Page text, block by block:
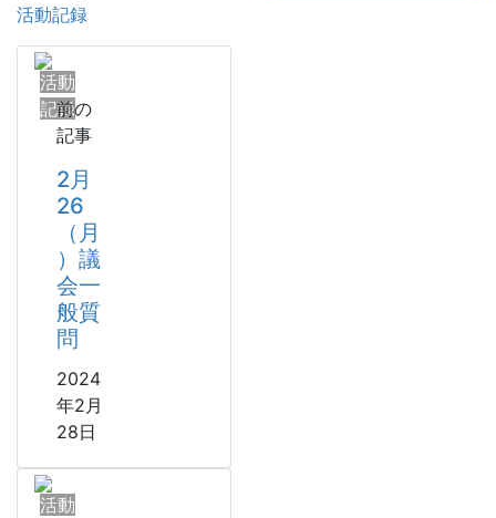
活動記録
活動
記録前の
記事
2月
26
（月
）議
会一
般質
問
2024
年2月
28日
活動